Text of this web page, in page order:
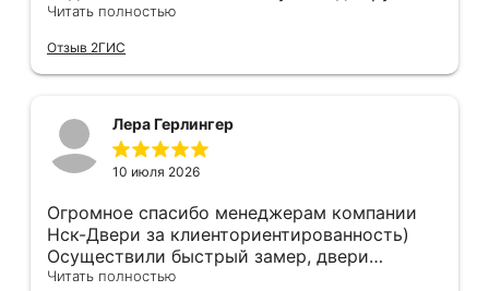
Анастасии, помогла сделать выбор, от
профессионально, рекомендую.
Читать полностью
Отзыв 2ГИС
Лера Герлингер
10 июля 2026
Огромное спасибо менеджерам компании
Нск-Двери за клиенториентированность)
Осуществили быстрый замер, двери
оказались в наличии. По доставке
Читать полностью